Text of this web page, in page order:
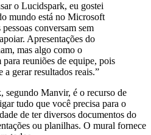
o Lucidspark, eu gostei
mundo está no Microsoft
conversam sem
Apresentações do
mas algo como o
reuniões de equipe, pois
a gerar resultados reais.”
Manvir, é o recurso de
tudo que você precisa para o
de ter diversos documentos do
ou planilhas. O mural fornece